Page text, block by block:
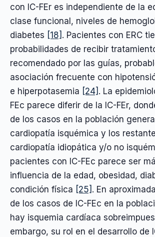
con IC-FEr es independiente de la
clase funcional, niveles de
diabetes [18] . Pacientes con ERC
probabilidades de recibir
recomendado por las guías,
asociación frecuente con
e hiperpotasemia [24] . La
FEc parece diferir de la IC-FEr,
de los casos en la población
cardiopatía isquémica y los
cardiopatía idiopática y/o no
pacientes con IC-FEc parece ser
influencia de la edad, obesidad,
condición física [25] . En
de los casos de IC-FEc en la
hay isquemia cardíaca
embargo, su rol en el desarrollo de